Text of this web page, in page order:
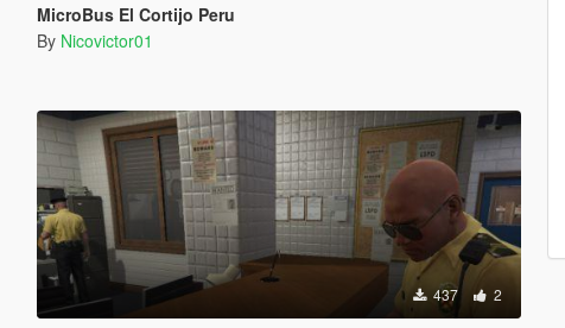
MicroBus El Cortijo Peru
By Nicovictor01
437 2